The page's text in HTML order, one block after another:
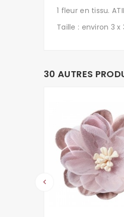
1 fleur en tissu.
Taille : environ 3 x
30 AUTRES
keyboard_arrow_left